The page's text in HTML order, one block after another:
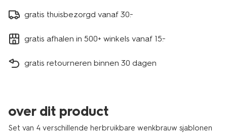
gratis thuisbezorgd vanaf 30.-
gratis afhalen in 500+ winkels vanaf 15.-
gratis retourneren binnen 30 dagen
over dit product
Set van 4 verschillende herbruikbare wenkbrauw sjablonen